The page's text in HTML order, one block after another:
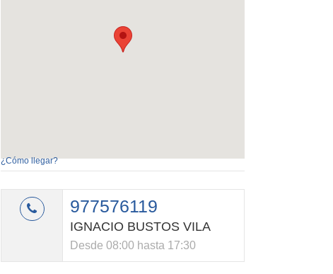
¿Cómo llegar?
977576119
IGNACIO BUSTOS VILA
Desde 08:00 hasta 17:30